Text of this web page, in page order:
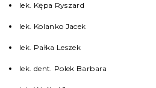
lek. Kępa Ryszard
lek. Kolanko Jacek
lek. Pałka Leszek
lek. dent. Polek Barbara